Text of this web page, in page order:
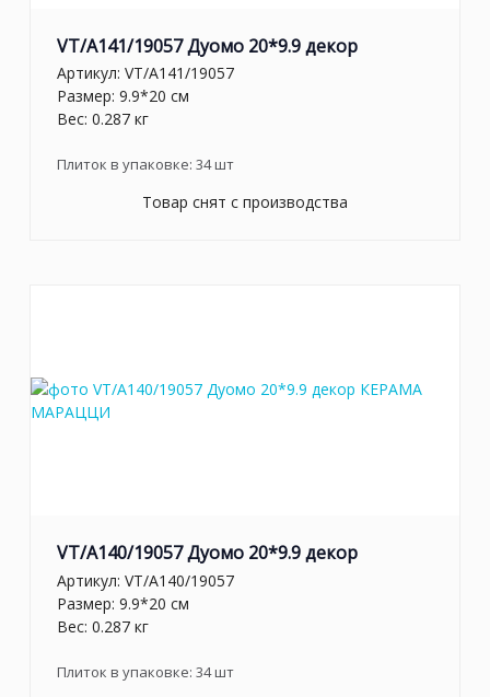
VT/A141/19057 Дуомо 20*9.9 декор
Артикул: VT/A141/19057
Размер: 9.9*20 см
Вес: 0.287 кг
Плиток в упаковке: 34шт
Товар снят с производства
VT/A140/19057 Дуомо 20*9.9 декор
Артикул: VT/A140/19057
Размер: 9.9*20 см
Вес: 0.287 кг
Плиток в упаковке: 34шт